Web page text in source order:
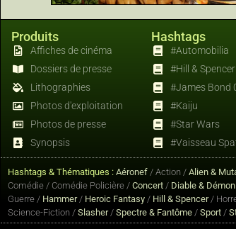
Produits
Affiches de cinéma
Dossiers de presse
Lithographies
Photos d'exploitation
Photos de presse
Synopsis
Hashtags
#Automobilia
#Hill & Spencer
#James Bond
#Kaiju
#Star Wars
#Vaisseau
Hashtags & Thématiques : Aéronef / Action / Alien &
Comédie / Comédie Policière / Concert / Diable & Démon
Guerre / Hammer/ Heroic Fantasy / Hill & Spencer/
Science-Fiction / Slasher/ Spectre & Fantôme / Sport /